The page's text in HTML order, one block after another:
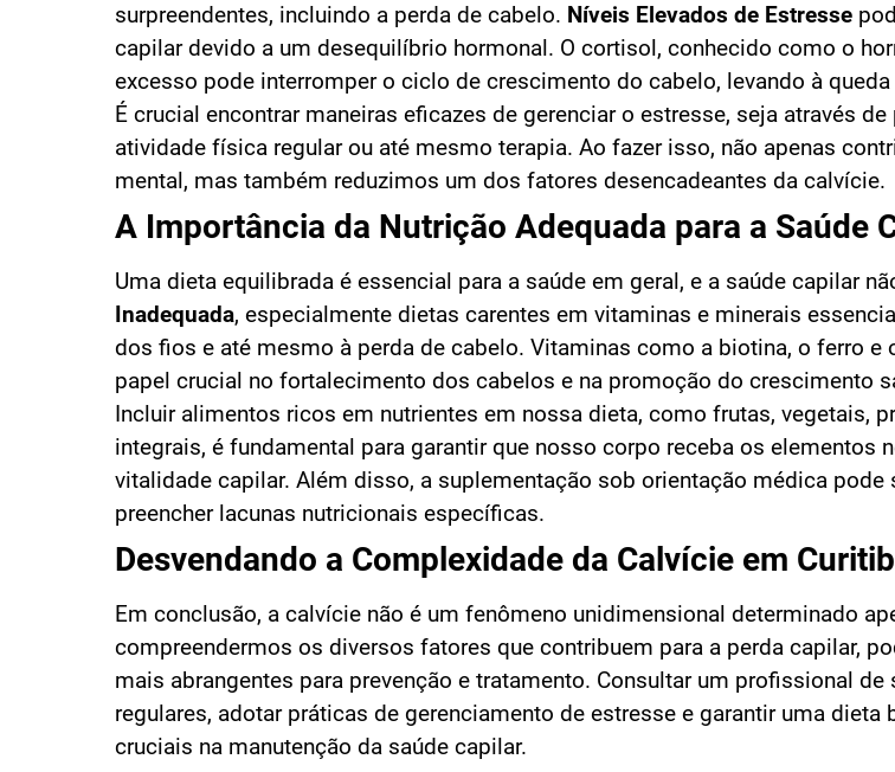
surpreendentes, incluindo a perda de cabelo. Níveis Elevados de Estresse
capilar devido a um desequilíbrio hormonal. O cortisol, conhecido como o
excesso pode interromper o ciclo de crescimento do cabelo, levando à queda
É crucial encontrar maneiras eficazes de gerenciar o estresse, seja através
atividade física regular ou até mesmo terapia. Ao fazer isso, não apenas
mental, mas também reduzimos um dos fatores desencadeantes da calvície.
A Importância da Nutrição Adequada para a Saúde
Uma dieta equilibrada é essencial para a saúde em geral, e a saúde capilar
Inadequada, especialmente dietas carentes em vitaminas e minerais
dos fios e até mesmo à perda de cabelo. Vitaminas como a biotina, o ferro e
papel crucial no fortalecimento dos cabelos e na promoção do crescimento
Incluir alimentos ricos em nutrientes em nossa dieta, como frutas, vegetais,
integrais, é fundamental para garantir que nosso corpo receba os elementos
vitalidade capilar. Além disso, a suplementação sob orientação médica pode
preencher lacunas nutricionais específicas.
Desvendando a Complexidade da Calvície em
Em conclusão, a calvície não é um fenômeno unidimensional determinado
compreendermos os diversos fatores que contribuem para a perda capilar,
mais abrangentes para prevenção e tratamento. Consultar um profissional de
regulares, adotar práticas de gerenciamento de estresse e garantir uma dieta
cruciais na manutenção da saúde capilar.